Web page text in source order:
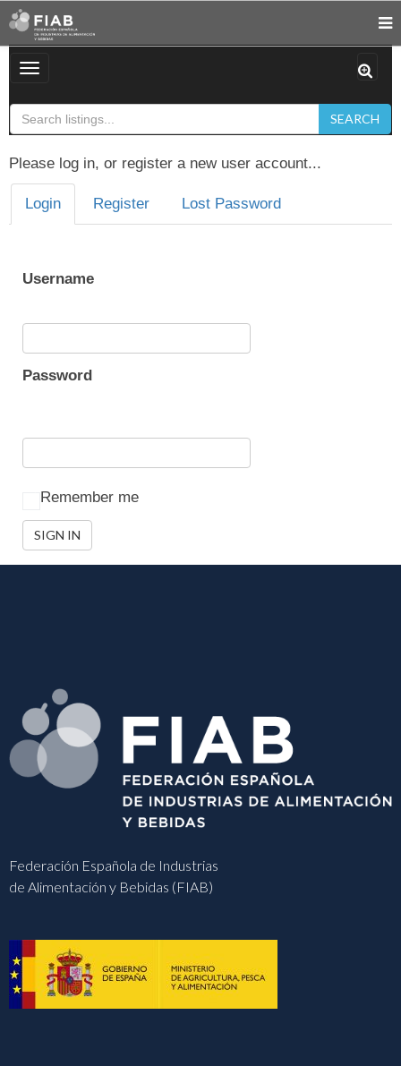
Toggle
SEARCH
Please log in, or register a new user account...
Login Register Lost Password
Username
Password
Remember me
SIGN IN
Federación Española de Industrias
de Alimentación y Bebidas (FIAB)